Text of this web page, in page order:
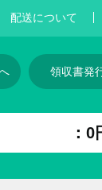
配送について
領収書発
：0